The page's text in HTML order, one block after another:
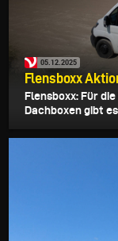
05.12.2025
Flensboxx
Flensboxx: Für
Dachboxen gibt